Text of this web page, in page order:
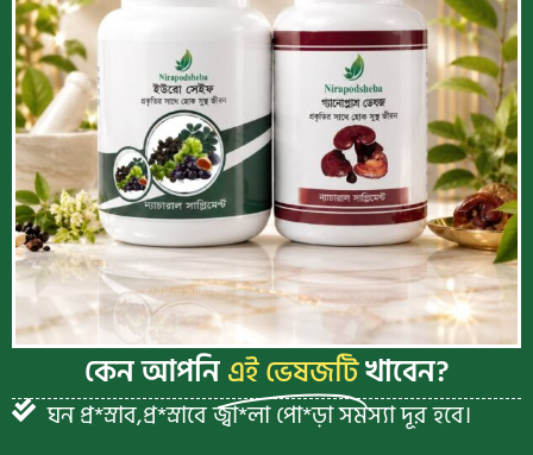
কেন আপনিএই ভেষজটিখাবেন?
ঘন প্র*স্রাব,প্র*স্রাবে জ্বা*লা পো*ড়া সমস্যা দূর হবে।